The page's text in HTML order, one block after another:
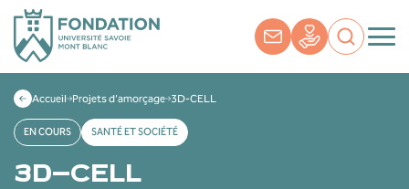
Accueil Projets d’amorçage 3D-CELL
EN COURS SANTÉ ET SOCIÉTÉ
3D-CELL